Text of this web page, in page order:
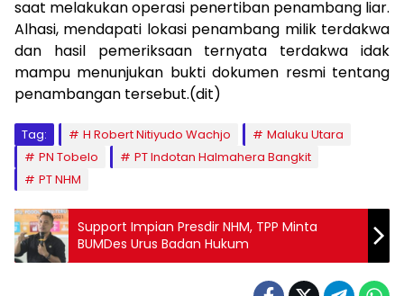
saat melakukan operasi penertiban penambang liar.
Alhasi, mendapati lokasi penambang milik terdakwa
dan hasil pemeriksaan ternyata terdakwa idak
mampu menunjukan bukti dokumen resmi tentang
penambangan tersebut.(dit)
Tag: H Robert Nitiyudo Wachjo
Maluku Utara
PN Tobelo
PT Indotan Halmahera Bangkit
PT NHM
Support Impian Presdir NHM, TPP Minta
BUMDes Urus Badan Hukum